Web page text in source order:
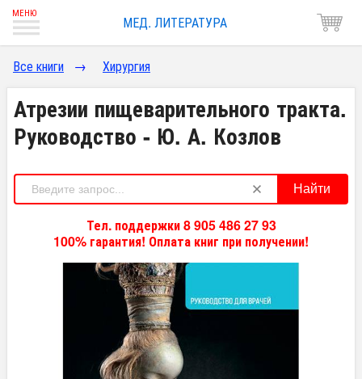
МЕД. ЛИТЕРАТУРА
Все книги → Хирургия
Атрезии пищеварительного тракта.
Руководство - Ю. А. Козлов
Найти
Тел. поддержки 8 905 486 27 93
100% гарантия! Оплата книг при получении!